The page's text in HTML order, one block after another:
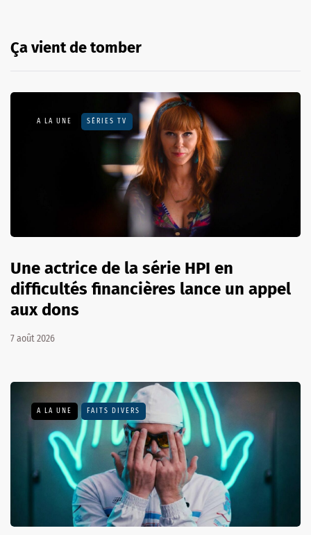
Ça vient de tomber
A LA UNE SÉRIES TV
Une actrice de la série HPI en
difficultés financières lance un appel
aux dons
7 août 2026
A LA UNE FAITS DIVERS